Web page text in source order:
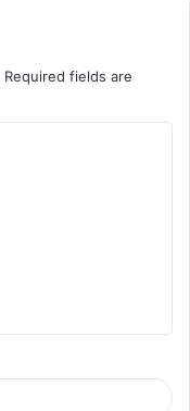
Required fields are